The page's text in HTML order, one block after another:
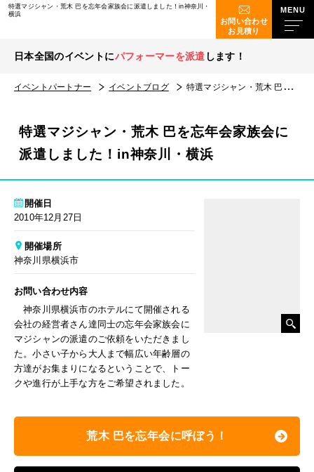
特選マジシャン・荒木 巴を忘年会家族会に派遣しました！in神奈川・
横浜
お問い合わせ
お見積り
日本全国のイベントにパフォーマーを派遣 します！
イベントパートナー イベントブログ 特選マジシャン・荒木 巴を忘年会家族会に派遣しました！in神奈川・横浜
特選マジシャン・荒木 巴を忘年会家族会に
派遣しました！in神奈川・横浜
開催日
2010年12月27日
開催場所
神奈川県横浜市
お問い合わせ内容
神奈川県横浜市のホテルにて開催される
会社の経営者さん達同士の忘年会家族会に
マジシャンの派遣のご依頼をいただきまし
た。小さい子から大人まで幅広い年齢層の
方達がお集まりになるということで、トー
クや進行が上手な方をご希望されました。
荒木 巴を忘年会に呼ぼう！